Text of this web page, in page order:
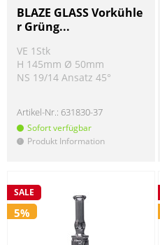
BLAZE GLASS Vorkühle
r Grüng...
VE 1Stk
H 145mm Ø 50mm
NS 19/14 Ansatz 45°
Artikel-Nr.: 631830-37
Sofort verfügbar
! Produkt Information
SALE
5%